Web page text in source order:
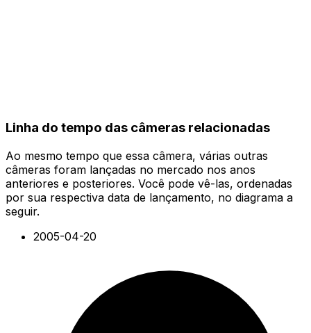
Linha do tempo das câmeras relacionadas
Ao mesmo tempo que essa câmera, várias outras
câmeras foram lançadas no mercado nos anos
anteriores e posteriores. Você pode vê-las, ordenadas
por sua respectiva data de lançamento, no diagrama a
seguir.
2005-04-20